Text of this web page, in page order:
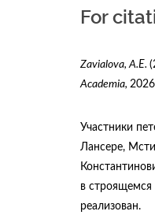
For
Zavialova, A.Е.
Academia,
Участники
Лансере,
в строящемся
реализован.